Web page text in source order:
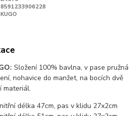
8591233906228
KUGO
Složení 100% bavlna, v pase pružná
nohavice do manžet, na bocích dvě
materiál.
délka 47cm, pas v klidu 27x2cm